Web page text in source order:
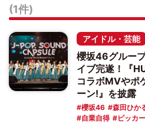
(1件)
アイドル・芸能
櫻坂46グルー
イブ完遂！『
コラボMVやポ
ーン!』を披露
櫻坂46 森田ひか
自業自得
ピッカ